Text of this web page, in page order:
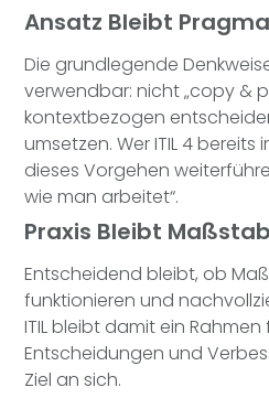
Ansatz Bleibt
Die grundlegende
verwendbar: nicht „copy &
kontextbezogen
umsetzen. Wer ITIL 4 bereits
dieses Vorgehen
wie man arbeitet“.
Praxis Bleibt Maßstab
Entscheidend bleibt, ob
funktionieren und
ITIL bleibt damit ein
Entscheidungen und
Ziel an sich.